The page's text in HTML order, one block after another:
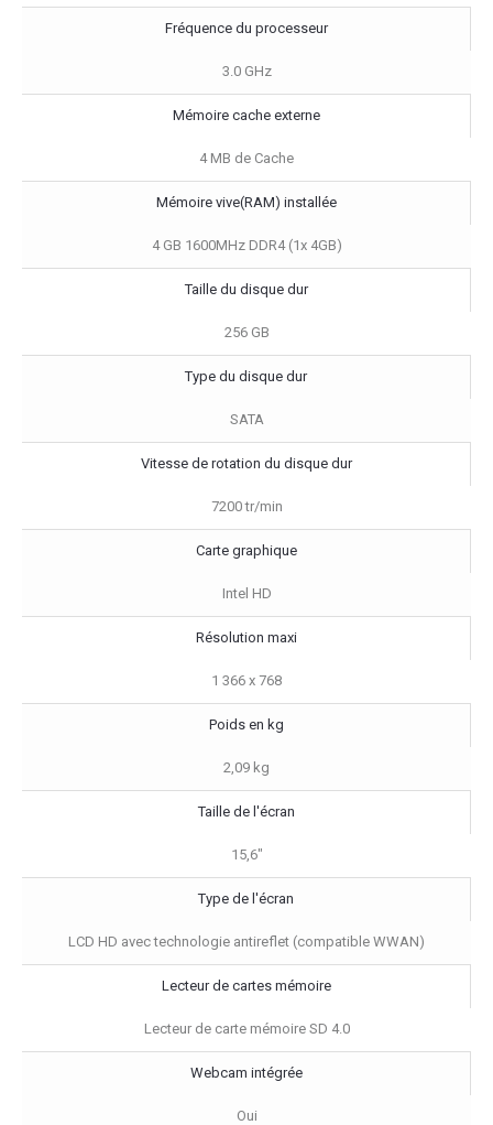
Fréquence du processeur
3.0 GHz
Mémoire cache externe
4 MB de Cache
Mémoire vive(RAM) installée
4 GB 1600MHz DDR4 (1x 4GB)
Taille du disque dur
256 GB
Type du disque dur
SATA
Vitesse de rotation du disque dur
7200 tr/min
Carte graphique
Intel HD
Résolution maxi
1 366 x 768
Poids en kg
2,09 kg
Taille de l'écran
15,6"
Type de l'écran
LCD HD avec technologie antireflet (compatible WWAN)
Lecteur de cartes mémoire
Lecteur de carte mémoire SD 4.0
Webcam intégrée
Oui